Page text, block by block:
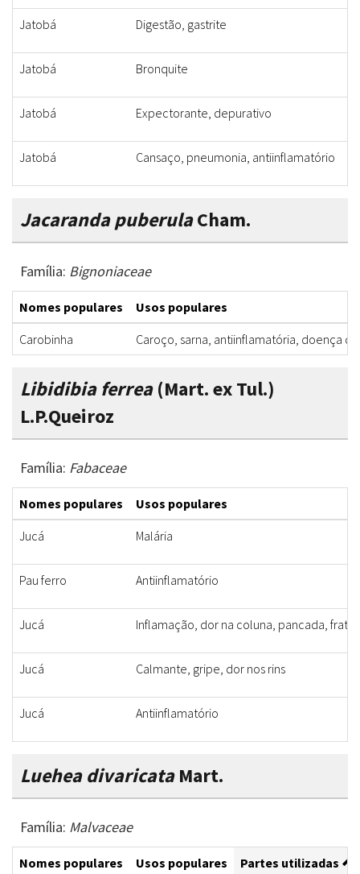
Jatobá Digestão, gastrite
Jatobá Bronquite
Jatobá Expectorante, depurativo
Jatobá Cansaço, pneumonia, antiinflamatório
Jacaranda puberulaCham.
Família: Bignoniaceae
Nomes populares
Usos populares
Carobinha
Caroço, sarna, antiinflamatória, doença
Libidibia ferrea(Mart. ex Tul.)
L.P.Queiroz
Família: Fabaceae
Nomes populares
Usos populares
Jucá
Malária
Pau ferro Antiinflamatório
Jucá Inflamação, dor na coluna, pancada,
Jucá Calmante, gripe, dor nos rins
Jucá Antiinflamatório
Luehea divaricataMart.
Família: Malvaceae
Nomes populares Usos populares Partes utilizadas